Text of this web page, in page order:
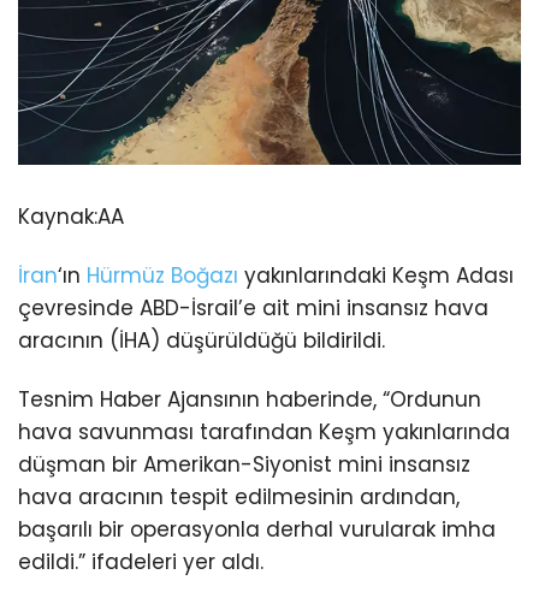
Kaynak:AA
İran‘ın Hürmüz Boğazı yakınlarındaki Keşm Adası
çevresinde ABD-İsrail’e ait mini insansız hava
aracının (İHA) düşürüldüğü bildirildi.
Tesnim Haber Ajansının haberinde, “Ordunun
hava savunması tarafından Keşm yakınlarında
düşman bir Amerikan-Siyonist mini insansız
hava aracının tespit edilmesinin ardından,
başarılı bir operasyonla derhal vurularak imha
edildi.” ifadeleri yer aldı.